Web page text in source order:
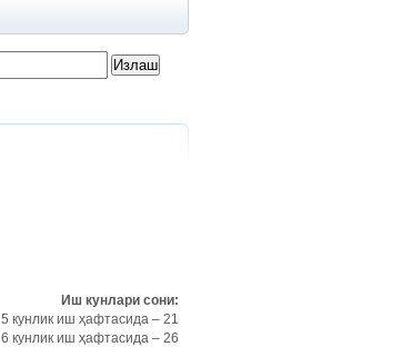
Иш кунлари сони:
5 кунлик иш ҳафтасида – 21
6 кунлик иш ҳафтасида – 26